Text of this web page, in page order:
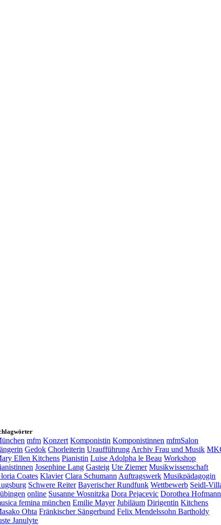
mfm Konzert Komponistin Komponistinnen mfmSalon
Gedok Chorleiterin Uraufführung Archiv Frau und Musik
Ellen Kitchens Pianistin Luise Adolpha le Beau Workshop
Josephine Lang Gasteig Ute Ziemer Musikwissenschaft
Coates Klavier Clara Schumann Auftragswerk Musikpädagogin
Schwere Reiter Bayerischer Rundfunk Wettbewerb Seidl-
online Susanne Wosnitzka Dora Pejacevic Dorothea Hofmann
femina münchen Emilie Mayer Jubiläum Dirigentin Kitchens
Ohta Fränkischer Sängerbund Felix Mendelssohn Bartholdy
Janulyte